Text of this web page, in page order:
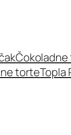
torteTopla